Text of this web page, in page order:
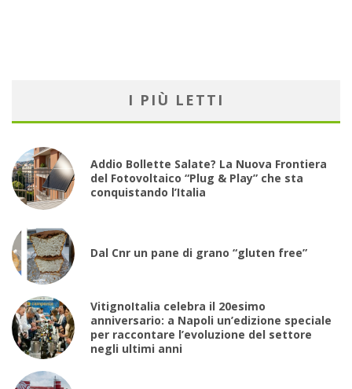
I PIÙ LETTI
Addio Bollette Salate? La Nuova Frontiera
del Fotovoltaico “Plug & Play” che sta
conquistando l’Italia
Dal Cnr un pane di grano “gluten free”
VitignoItalia celebra il 20esimo
anniversario: a Napoli un’edizione speciale
per raccontare l’evoluzione del settore
negli ultimi anni